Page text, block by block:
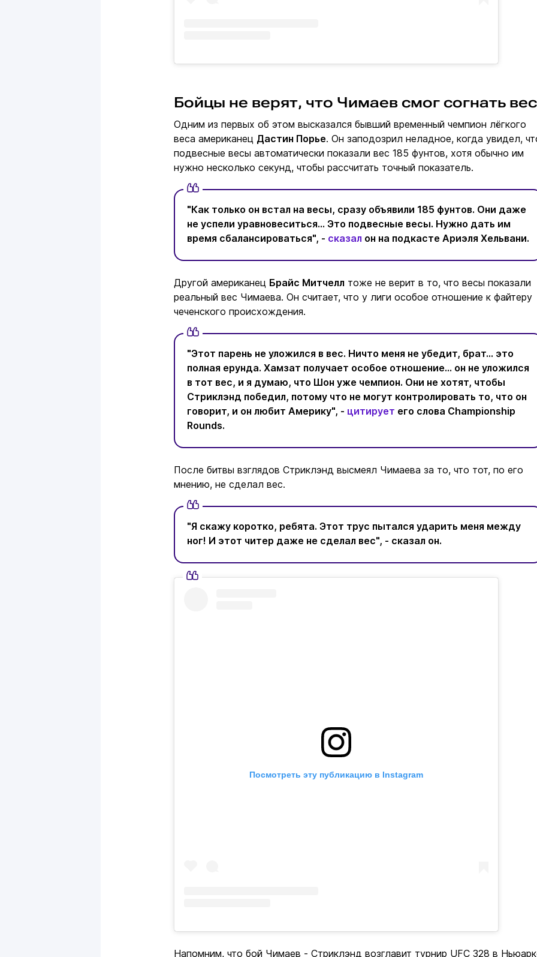
Бойцы не верят, что Чимаев смог согнать вес
Одним из первых об этом высказался бывший временный чемпион лёгкого
веса американец Дастин Порье. Он заподозрил неладное, когда увидел,
подвесные весы автоматически показали вес 185 фунтов, хотя обычно им
нужно несколько секунд, чтобы рассчитать точный показатель.
"Как только он встал на весы, сразу объявили 185 фунтов. Они даже
не успели уравновеситься… Это подвесные весы. Нужно дать им
время сбалансироваться", - сказал он на подкасте Ариэля Хельвани.
Другой американец Брайс Митчелл тоже не верит в то, что весы показали
реальный вес Чимаева. Он считает, что у лиги особое отношение к файтеру
чеченского происхождения.
"Этот парень не уложился в вес. Ничто меня не убедит, брат… это
полная ерунда. Хамзат получает особое отношение… он не уложился
в тот вес, и я думаю, что Шон уже чемпион. Они не хотят, чтобы
Стриклэнд победил, потому что не могут контролировать то, что он
говорит, и он любит Америку", - цитирует его слова Championship
Rounds.
После битвы взглядов Стриклэнд высмеял Чимаева за то, что тот, по его
мнению, не сделал вес.
"Я скажу коротко, ребята. Этот трус пытался ударить меня между
ног! И этот читер даже не сделал вес", - сказал он.
Посмотреть эту публикацию в Instagram
Напомним, что бой Чимаев - Стриклэнд возглавит турнир UFC 328 в